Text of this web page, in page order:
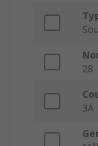
28
3A